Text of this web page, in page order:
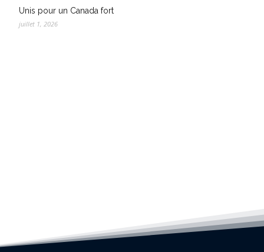
Unis pour un Canada fort
juillet 1, 2026